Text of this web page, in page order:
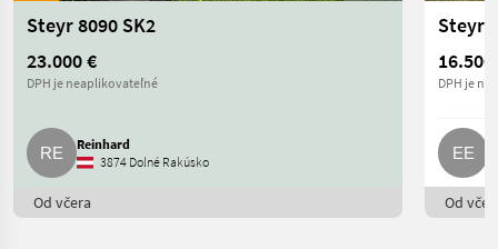
Steyr 8090 SK2
23.000 €
DPH je neaplikovateľné
Reinhard
3874 Dolné Rakúsko
Od včera
Steyr
16.500
DPH je
Od